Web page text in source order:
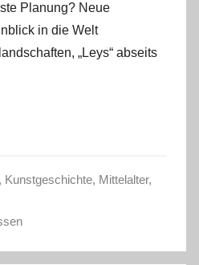
Planung? Neue
in die Welt
„Leys“ abseits
Kunstgeschichte, Mittelalter,